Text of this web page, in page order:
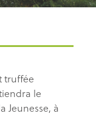
truffée
le
Jeunesse, à